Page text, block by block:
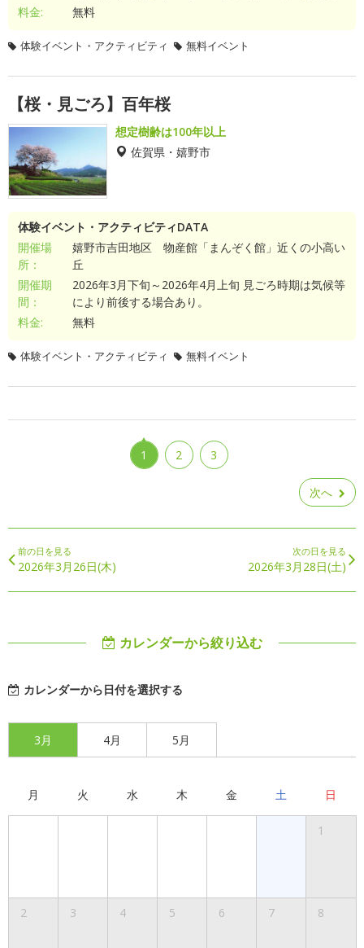
料金:
無料
体験イベント・アクティビティ 無料イベント
【桜・見ごろ】百年桜
想定樹齢は100年以上
佐賀県・嬉野市
体験イベント・アクティビティDATA
開催場
所：
嬉野市吉田地区 物産館「まんぞく館」近くの小高い
丘
開催期
間：
2026年3月下旬～2026年4月上旬 見ごろ時期は気候等
により前後する場合あり。
料金:
無料
体験イベント・アクティビティ 無料イベント
1 2 3
次へ
前の日を見る
2026年3月26日(木)
次の日を見る
2026年3月28日(土)
カレンダーから絞り込む
カレンダーから日付を選択する
3月 4月 5月
月 火 水 木 金 土 日
1
2 3 4 5 6 7 8